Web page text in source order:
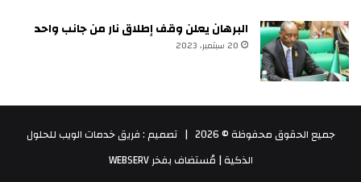
البرهان يعلن وقف إطلاق نار من جانب واحد
20 سبتمبر، 2023
جميع الحقوق محفوظة © 2026 |
تصميم : فريق خدمات الويب للحلول
الذكية | مُستضاف بفخرWEBSERV